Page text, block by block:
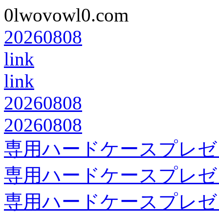
0lwovowl0.com
20260808
link
link
20260808
20260808
専用ハードケースプレ
専用ハードケースプレ
専用ハードケースプレ